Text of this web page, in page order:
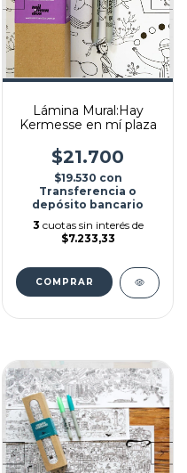
Lámina Mural:Hay
Kermesse en mí plaza
$21.700
$19.530 con
Transferencia o
depósito bancario
3 cuotas sin interés de
$7.233,33